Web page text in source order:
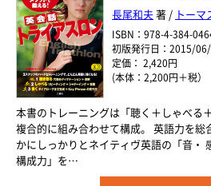
長尾和夫 著 / トー
ISBN：978-4-384-
初版発行日：2015/
定価： 2,420円
(本体：2,200円＋税）
本書のトレーニングは「聴く＋しゃべる
複合的に組み合わせて構成。 英語力を総
かにしっかりとネイティヴ英語の「音・
構成力」を…